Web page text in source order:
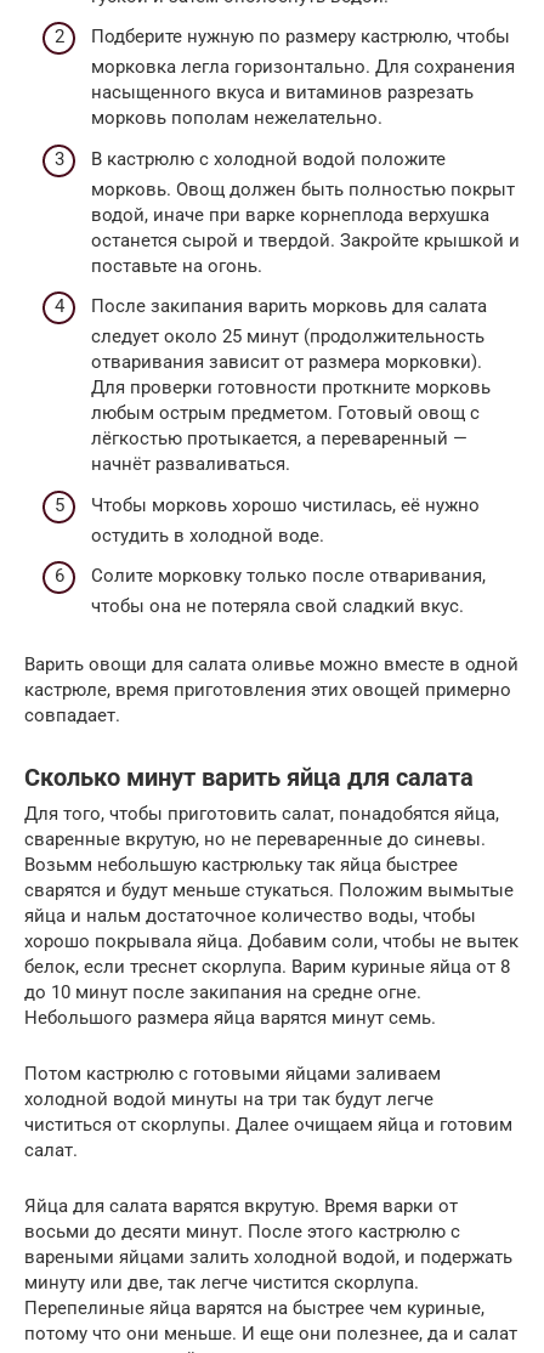
Подберите нужную по размеру кастрюлю, чтобы
морковка легла горизонтально. Для сохранения
насыщенного вкуса и витаминов разрезать
морковь пополам нежелательно.
В кастрюлю с холодной водой положите
морковь. Овощ должен быть полностью покрыт
водой, иначе при варке корнеплода верхушка
останется сырой и твердой. Закройте крышкой и
поставьте на огонь.
После закипания варить морковь для салата
следует около 25 минут (продолжительность
отваривания зависит от размера морковки).
Для проверки готовности проткните морковь
любым острым предметом. Готовый овощ с
лёгкостью протыкается, а переваренный —
начнёт разваливаться.
Чтобы морковь хорошо чистилась, её нужно
остудить в холодной воде.
Солите морковку только после отваривания,
чтобы она не потеряла свой сладкий вкус.
Варить овощи для салата оливье можно вместе в одной
кастрюле, время приготовления этих овощей примерно
совпадает.
Сколько минут варить яйца для салата
Для того, чтобы приготовить салат, понадобятся яйца,
сваренные вкрутую, но не переваренные до синевы.
Возьмм небольшую кастрюльку так яйца быстрее
сварятся и будут меньше стукаться. Положим вымытые
яйца и нальм достаточное количество воды, чтобы
хорошо покрывала яйца. Добавим соли, чтобы не вытек
белок, если треснет скорлупа. Варим куриные яйца от 8
до 10 минут после закипания на средне огне.
Небольшого размера яйца варятся минут семь.
Потом кастрюлю с готовыми яйцами заливаем
холодной водой минуты на три так будут легче
чиститься от скорлупы. Далее очищаем яйца и готовим
салат.
Яйца для салата варятся вкрутую. Время варки от
восьми до десяти минут. После этого кастрюлю с
вареными яйцами залить холодной водой, и подержать
минуту или две, так легче чистится скорлупа.
Перепелиные яйца варятся на быстрее чем куриные,
потому что они меньше. И еще они полезнее, да и салат